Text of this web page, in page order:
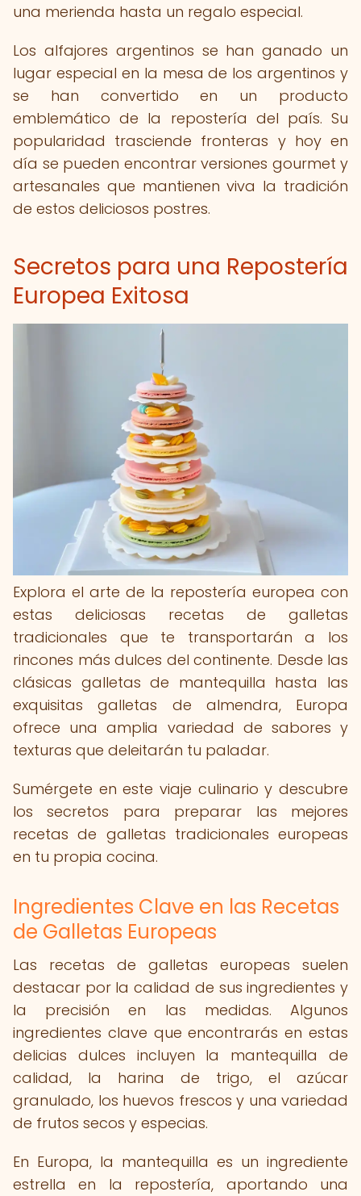
una merienda hasta un regalo especial.
Los alfajores argentinos se han ganado un
lugar especial en la mesa de los argentinos y
se han convertido en un producto
emblemático de la repostería del país. Su
popularidad trasciende fronteras y hoy en
día se pueden encontrar versiones gourmet y
artesanales que mantienen viva la tradición
de estos deliciosos postres.
Secretos para una Repostería
Europea Exitosa
Explora el arte de la repostería europea con
estas deliciosas recetas de galletas
tradicionales que te transportarán a los
rincones más dulces del continente. Desde las
clásicas galletas de mantequilla hasta las
exquisitas galletas de almendra, Europa
ofrece una amplia variedad de sabores y
texturas que deleitarán tu paladar.
Sumérgete en este viaje culinario y descubre
los secretos para preparar las mejores
recetas de galletas tradicionales europeas
en tu propia cocina.
Ingredientes Clave en las Recetas
de Galletas Europeas
Las recetas de galletas europeas suelen
destacar por la calidad de sus ingredientes y
la precisión en las medidas. Algunos
ingredientes clave que encontrarás en estas
delicias dulces incluyen la mantequilla de
calidad, la harina de trigo, el azúcar
granulado, los huevos frescos y una variedad
de frutos secos y especias.
En Europa, la mantequilla es un ingrediente
estrella en la repostería, aportando una